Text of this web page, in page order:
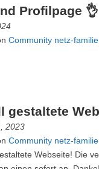
Profilpage 👌
Community netz-
gestaltete
2023
Community netz-
Webseite! Die